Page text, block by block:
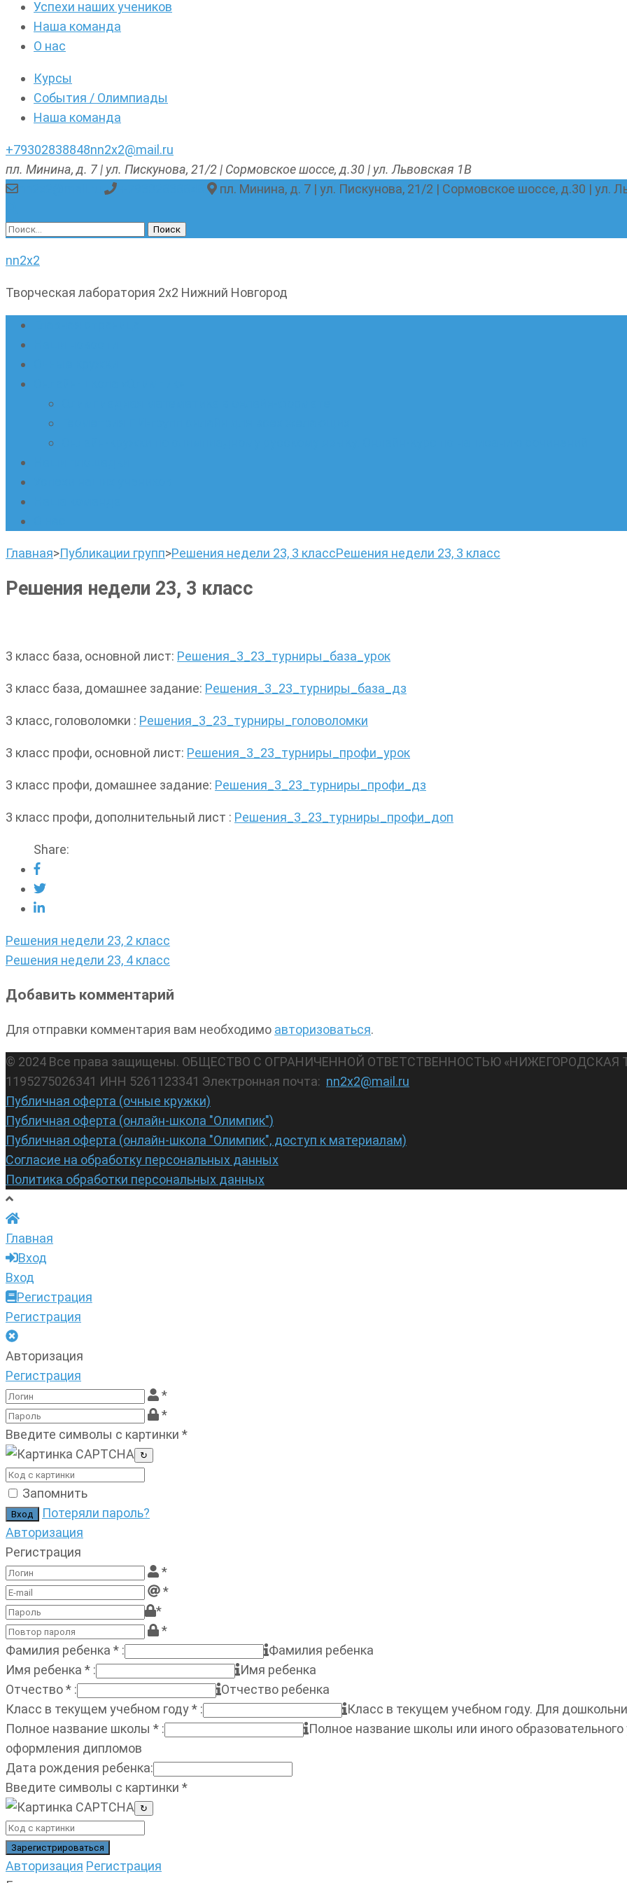
Успехи наших учеников
Наша команда
О нас
Курсы
События / Олимпиады
Наша команда
+79302838848nn2x2@mail.ru
пл. Минина, д. 7 | ул. Пискунова, 21/2 | Сормовское шоссе, д.30 | ул. Львовская 1В
пл. Минина, д. 7 | ул. Пискунова, 21/2 | Сормовское шоссе, д.30 | ул.
Найти:
nn2x2
Творческая лаборатория 2х2 Нижний Новгород
Главная>Публикации групп>Решения недели 23, 3 классРешения недели 23, 3 класс
Решения недели 23, 3 класс
3 класс база, основной лист: Решения_3_23_турниры_база_урок
3 класс база, домашнее задание: Решения_3_23_турниры_база_дз
3 класс, головоломки : Решения_3_23_турниры_головоломки
3 класс профи, основной лист: Решения_3_23_турниры_профи_урок
3 класс профи, домашнее задание: Решения_3_23_турниры_профи_дз
3 класс профи, дополнительный лист : Решения_3_23_турниры_профи_доп
Share:
Навигация
по
Решения недели 23, 2 класс
Решения недели 23, 4 класс
Добавить комментарий
Для отправки комментария вам необходимо авторизоваться.
© 2024 Все права защищены. ОБЩЕСТВО С ОГРАНИЧЕННОЙ ОТВЕТСТВЕННОСТЬЮ «НИЖЕГОРОДСКАЯ
1195275026341 ИНН 5261123341 Электронная почта: nn2x2@mail.ru
Публичная оферта (очные кружки)
Публичная оферта (онлайн-школа "Олимпик")
Публичная оферта (онлайн-школа "Олимпик", доступ к материалам)
Согласие на обработку персональных данных
Политика обработки персональных данных
Главная
Вход
Вход
Регистрация
Регистрация
Авторизация
Регистрация
*
*
Введите символы с картинки *
↻
Запомнить
Потеряли пароль?
Авторизация
Регистрация
*
*
*
*
Фамилия ребенка * :
Фамилия ребенка
Имя ребенка * :
Имя ребенка
Отчество* :
Отчество ребенка
Класс в текущем учебном году* :
Класс в текущем учебном году. Для
Полное название школы * :
Полное название школы или иного
оформления дипломов
Дата рождения ребенка:
Введите символы с картинки *
↻
Авторизация Регистрация